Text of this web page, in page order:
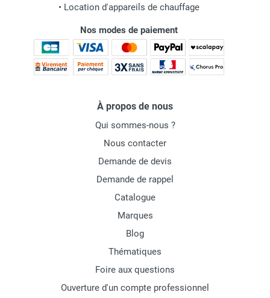
• Location d'appareils de chauffage
Nos modes de paiement
À propos de nous
Qui sommes-nous ?
Nous contacter
Demande de devis
Demande de rappel
Catalogue
Marques
Blog
Thématiques
Foire aux questions
Ouverture d'un compte professionnel